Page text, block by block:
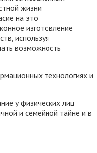
жизни
на это
изготовление
используя
возможность
технологиях и
у физических лиц
и семейной тайне и в